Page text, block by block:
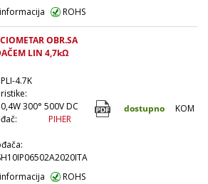
ROHS
OBR.SA
LIN 4,7kΩ
4.7K
300° 500V DC
PIHER
ROHS
dostupno KOM